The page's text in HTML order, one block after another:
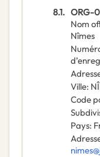
8.1. ORG-
Nom
Nîmes
Ville:
Code
Pays: